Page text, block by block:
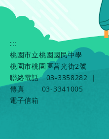
:::
桃園市立桃園國民中學
桃園市桃園區莒光街2號
聯絡電話
03-3358282
|
傳真
03-3341005
電子信箱